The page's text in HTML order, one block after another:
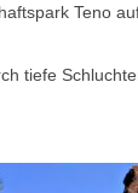
Teno
tiefe